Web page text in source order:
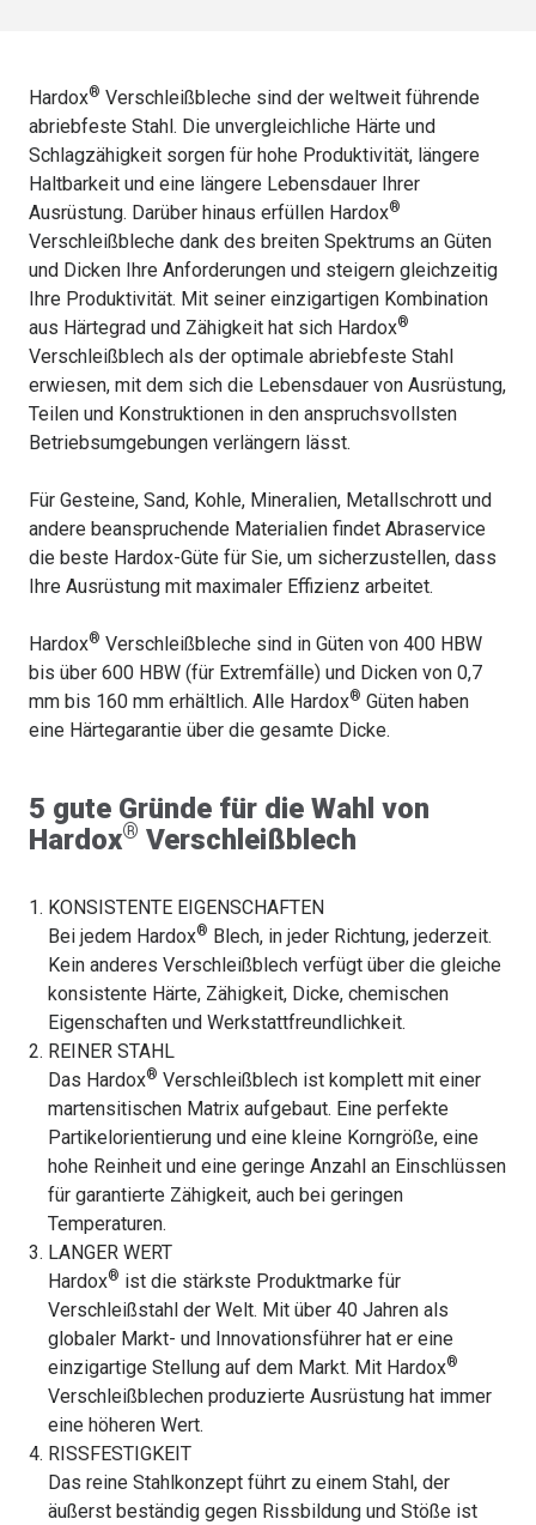
Hardox® Verschleißbleche sind der weltweit führende
abriebfeste Stahl. Die unvergleichliche Härte und
Schlagzähigkeit sorgen für hohe Produktivität, längere
Haltbarkeit und eine längere Lebensdauer Ihrer
Ausrüstung. Darüber hinaus erfüllen Hardox®
Verschleißbleche dank des breiten Spektrums an Güten
und Dicken Ihre Anforderungen und steigern gleichzeitig
Ihre Produktivität. Mit seiner einzigartigen Kombination
aus Härtegrad und Zähigkeit hat sich Hardox®
Verschleißblech als der optimale abriebfeste Stahl
erwiesen, mit dem sich die Lebensdauer von Ausrüstung,
Teilen und Konstruktionen in den anspruchsvollsten
Betriebsumgebungen verlängern lässt.
Für Gesteine, Sand, Kohle, Mineralien, Metallschrott und
andere beanspruchende Materialien findet Abraservice
die beste Hardox-Güte für Sie, um sicherzustellen, dass
Ihre Ausrüstung mit maximaler Effizienz arbeitet.
Hardox® Verschleißbleche sind in Güten von 400 HBW
bis über 600 HBW (für Extremfälle) und Dicken von 0,7
mm bis 160 mm erhältlich. Alle Hardox® Güten haben
eine Härtegarantie über die gesamte Dicke.
5 gute Gründe für die Wahl von
Hardox® Verschleißblech
KONSISTENTE EIGENSCHAFTEN
Bei jedem Hardox® Blech, in jeder Richtung, jederzeit.
Kein anderes Verschleißblech verfügt über die gleiche
konsistente Härte, Zähigkeit, Dicke, chemischen
Eigenschaften und Werkstattfreundlichkeit.
REINER STAHL
Das Hardox® Verschleißblech ist komplett mit einer
martensitischen Matrix aufgebaut. Eine perfekte
Partikelorientierung und eine kleine Korngröße, eine
hohe Reinheit und eine geringe Anzahl an Einschlüssen
für garantierte Zähigkeit, auch bei geringen
Temperaturen.
LANGER WERT
Hardox® ist die stärkste Produktmarke für
Verschleißstahl der Welt. Mit über 40 Jahren als
globaler Markt- und Innovationsführer hat er eine
einzigartige Stellung auf dem Markt. Mit Hardox®
Verschleißblechen produzierte Ausrüstung hat immer
eine höheren Wert.
RISSFESTIGKEIT
Das reine Stahlkonzept führt zu einem Stahl, der
äußerst beständig gegen Rissbildung und Stöße ist